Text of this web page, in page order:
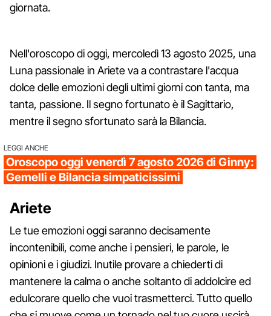
giornata.
Nell'oroscopo di oggi, mercoledì 13 agosto 2025, una
Luna passionale in Ariete va a contrastare l'acqua
dolce delle emozioni degli ultimi giorni con tanta, ma
tanta, passione. Il segno fortunato è il Sagittario,
mentre il segno sfortunato sarà la Bilancia.
LEGGI ANCHE
Oroscopo oggi venerdì 7 agosto 2026 di Ginny:
Gemelli e Bilancia simpaticissimi
Ariete
Le tue emozioni oggi saranno decisamente
incontenibili, come anche i pensieri, le parole, le
opinioni e i giudizi. Inutile provare a chiederti di
mantenere la calma o anche soltanto di addolcire ed
edulcorare quello che vuoi trasmetterci. Tutto quello